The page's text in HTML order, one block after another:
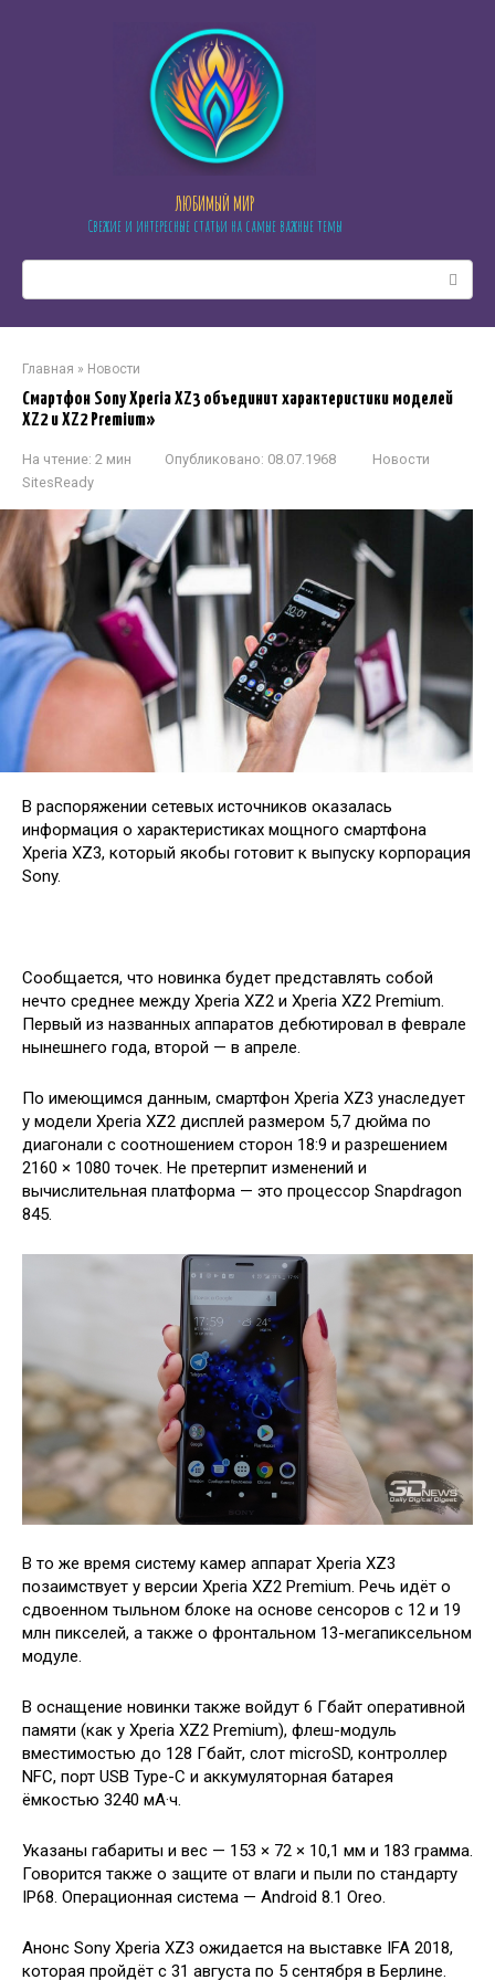
ЛЮБИМЫЙ МИР
Свежие и интересные статьи на самые важные темы
Главная » Новости
Смартфон Sony Xperia XZ3 объединит характеристики моделей
XZ2 и XZ2 Premium»
На чтение: 2 мин Опубликовано: 08.07.1968
Новости
SitesReady
В распоряжении сетевых источников оказалась
информация о характеристиках мощного смартфона
Xperia XZ3, который якобы готовит к выпуску корпорация
Sony.
Сообщается, что новинка будет представлять собой
нечто среднее между Xperia XZ2 и Xperia XZ2 Premium.
Первый из названных аппаратов дебютировал в феврале
нынешнего года, второй — в апреле.
По имеющимся данным, смартфон Xperia XZ3 унаследует
у модели Xperia XZ2 дисплей размером 5,7 дюйма по
диагонали с соотношением сторон 18:9 и разрешением
2160 × 1080 точек. Не претерпит изменений и
вычислительная платформа — это процессор Snapdragon
845.
В то же время систему камер аппарат Xperia XZ3
позаимствует у версии Xperia XZ2 Premium. Речь идёт о
сдвоенном тыльном блоке на основе сенсоров с 12 и 19
млн пикселей, а также о фронтальном 13-мегапиксельном
модуле.
В оснащение новинки также войдут 6 Гбайт оперативной
памяти (как у Xperia XZ2 Premium), флеш-модуль
вместимостью до 128 Гбайт, слот microSD, контроллер
NFC, порт USB Type-C и аккумуляторная батарея
ёмкостью 3240 мА·ч.
Указаны габариты и вес — 153 × 72 × 10,1 мм и 183 грамма.
Говорится также о защите от влаги и пыли по стандарту
IP68. Операционная система — Android 8.1 Oreo.
Анонс Sony Xperia XZ3 ожидается на выставке IFA 2018,
которая пройдёт с 31 августа по 5 сентября в Берлине.